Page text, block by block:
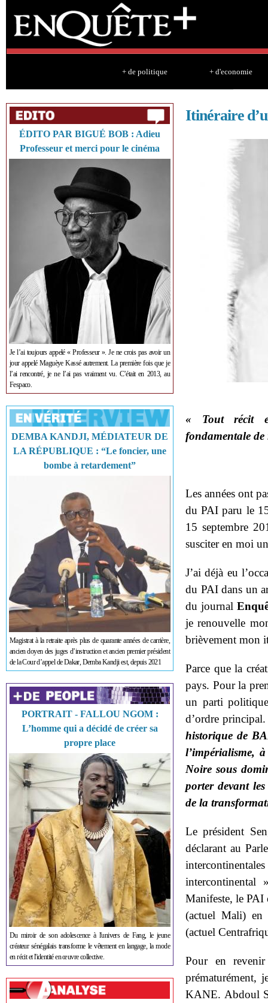
+ de politique + d'economie
ÉDITO PAR BIGUÉ BOB : Adieu
Professeur et merci pour le cinéma
Je l’ai toujours appelé « Professeur ». Je ne crois pas avoir un
jour appelé Maguèye Kassé autrement. La première fois que je
l’ai rencontré, je ne l’ai pas vraiment vu. C’était en 2013, au
Fespaco.
DEMBA KANDJI, MÉDIATEUR DE
LA RÉPUBLIQUE : “Le foncier, une
bombe à retardement”
Magistrat à la retraite après plus de quarante années de carrière,
ancien doyen des juges d’instruction et ancien premier président
de la Cour d’appel de Dakar, Demba Kandji est, depuis 2021
PORTRAIT - FALLOU NGOM :
L’homme qui a décidé de créer sa
propre place
Du miroir de son adolescence à l'univers de Fang, le jeune
créateur sénégalais transforme le vêtement en langage, la mode
en récit et l'identité en œuvre collective.
Itinéraire
« Tout récit
fondamentale
Les années ont
du PAI paru le
15 septembre
susciter en moi
J’ai déjà eu
du PAI dans un
du journal
je renouvelle
brièvement mon
Parce que la
pays. Pour la
un parti
d’ordre
historique de
l’impérialisme,
Noire sous
porter devant les
de la
Le président
déclarant au
intercontinental
Manifeste, le PAI
(actuel Mali) en
(actuel
Pour en
prématurément,
KANE. Abdoul